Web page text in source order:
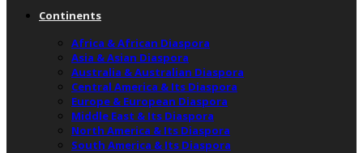
Continents
Africa & African Diaspora
Asia & Asian Diaspora
Australia & Australian Diaspora
Central America & Its Diaspora
Europe & European Diaspora
Middle East & Its Diaspora
North America & Its Diaspora
South America & Its Diaspora